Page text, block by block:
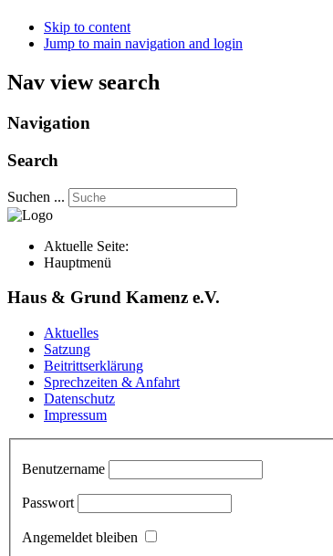
Skip to content
Jump to main navigation and login
Nav view search
Navigation
Search
Suchen ...
Aktuelle Seite:
Hauptmenü
Haus & Grund Kamenz e.V.
Aktuelles
Satzung
Beitrittserklärung
Sprechzeiten & Anfahrt
Datenschutz
Impressum
Benutzername
Passwort
Angemeldet bleiben